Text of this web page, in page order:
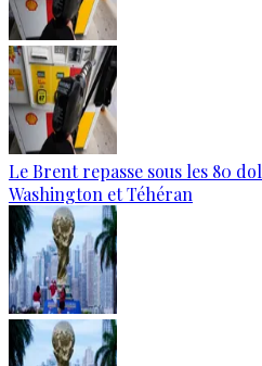
Le Brent repasse sous les 80
Washington et Téhéran